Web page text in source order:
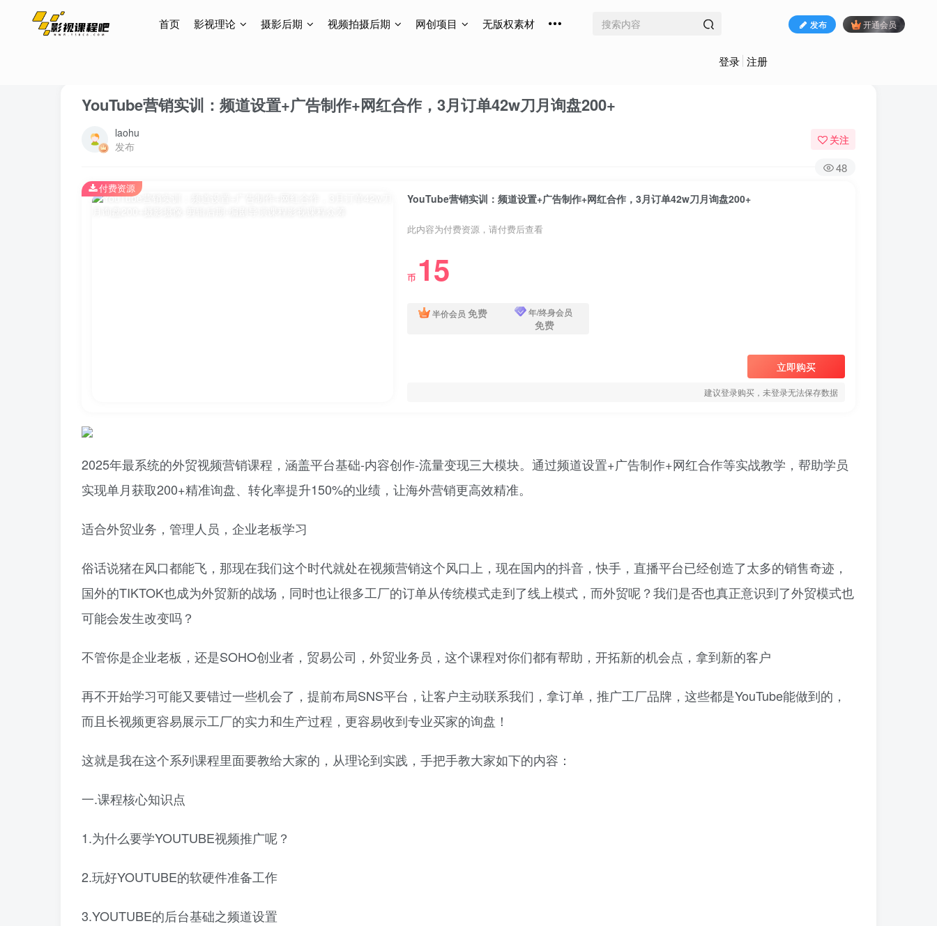
首页 影视理论 摄影后期 视频拍摄后期 网创项目 无版权素材 发布 开通会员
登录 注册
YouTube营销实训：频道设置+广告制作+网红合作，3月订单42w刀月询盘200+
laohu
发布
关注
48
YouTube营销实训：频道设置+广告制作+网红合作，3月订单42w刀月询盘200+
此内容为付费资源，请付费后查看
币 15
半价会员 免费 年/终身会员
免费
立即购买
建议登录购买，未登录无法保存数据
付费资源
2025年最系统的外贸视频营销课程，涵盖平台基础-内容创作-流量变现三大模块。通过频道设置+广告制作+网红合作等实战教学，帮助学员
实现单月获取200+精准询盘、转化率提升150%的业绩，让海外营销更高效精准。
适合外贸业务，管理人员，企业老板学习
俗话说猪在风口都能飞，那现在我们这个时代就处在视频营销这个风口上，现在国内的抖音，快手，直播平台已经创造了太多的销售奇迹，
国外的TIKTOK也成为外贸新的战场，同时也让很多工厂的订单从传统模式走到了线上模式，而外贸呢？我们是否也真正意识到了外贸模式也
可能会发生改变吗？
不管你是企业老板，还是SOHO创业者，贸易公司，外贸业务员，这个课程对你们都有帮助，开拓新的机会点，拿到新的客户
再不开始学习可能又要错过一些机会了，提前布局SNS平台，让客户主动联系我们，拿订单，推广工厂品牌，这些都是YouTube能做到的，
而且长视频更容易展示工厂的实力和生产过程，更容易收到专业买家的询盘！
这就是我在这个系列课程里面要教给大家的，从理论到实践，手把手教大家如下的内容：
一.课程核心知识点
1.为什么要学YOUTUBE视频推广呢？
2.玩好YOUTUBE的软硬件准备工作
3.YOUTUBE的后台基础之频道设置